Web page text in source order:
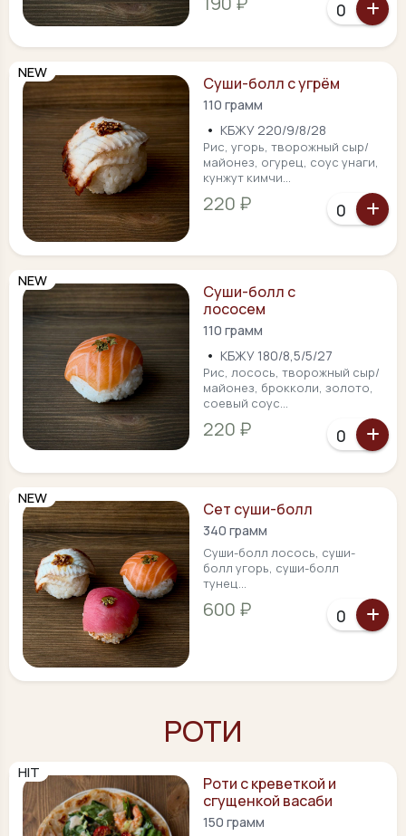
NEW
Суши-болл с угрём
110 грамм
• КБЖУ 220/9/8/28
Рис, угорь, творожный сыр/
майонез, огурец, соус унаги,
кунжут кимчи...
220 ₽
NEW
Суши-болл с
лососем
110 грамм
• КБЖУ 180/8,5/5/27
Рис, лосось, творожный сыр/
майонез, брокколи, золото,
соевый соус...
220 ₽
NEW
Сет суши-болл
340 грамм
Суши-болл лосось, суши-
болл угорь, суши-болл
тунец...
600 ₽
РОТИ
HIT
Роти с креветкой и
сгущенкой васаби
150 грамм